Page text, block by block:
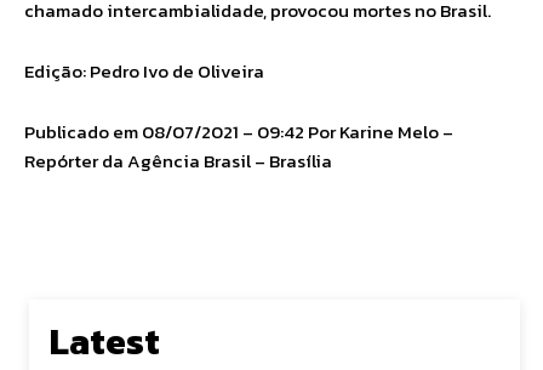
chamado intercambialidade, provocou mortes no Brasil.
Edição: Pedro Ivo de Oliveira
Publicado em 08/07/2021 – 09:42 Por Karine Melo –
Repórter da Agência Brasil – Brasília
Latest